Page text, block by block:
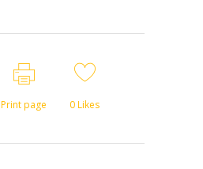
Print page 0Likes